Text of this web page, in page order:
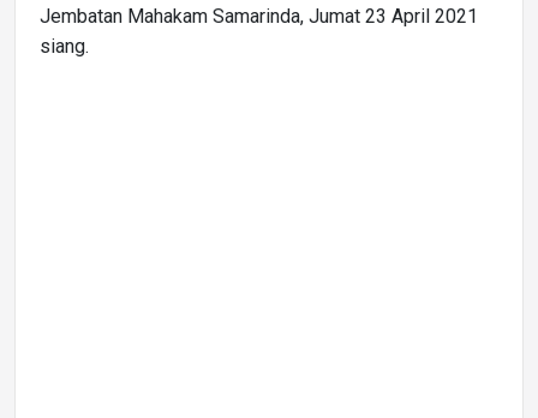
Jembatan Mahakam Samarinda, Jumat 23 April 2021
siang.